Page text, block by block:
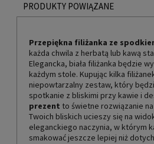
PRODUKTY POWIĄZANE
Przepiękna filiżanka ze
każda chwila z herbatą lub kawą
Elegancka, biała filiżanka będzie
każdym stole. Kupując kilka
niepowtarzalny zestaw, który
spotkanie z bliskimi przy kawie i
prezent to świetne rozwiązanie
Twoich bliskich ucieszy się na
eleganckiego naczynia, w którym
smakować jeszcze lepiej niż